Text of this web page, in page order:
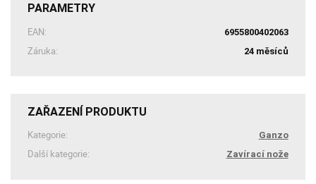
PARAMETRY
EAN: 6955800402063
Záruka: 24 měsíců
ZAŘAZENÍ PRODUKTU
Kategorie: Ganzo
Další kategorie: Zavírací nože